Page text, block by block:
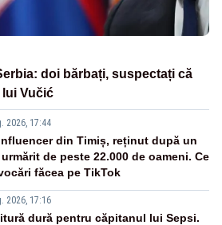
doi bărbați, suspectați că
Vučić
2026, 17:44
din Timiș, reținut după un
de peste 22.000 de oameni. Ce
făcea pe TikTok
2026, 17:16
dură pentru căpitanul lui Sepsi.